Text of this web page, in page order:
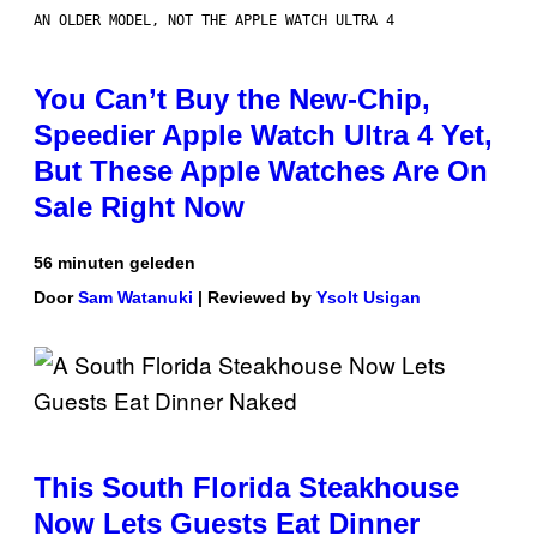
AN OLDER MODEL, NOT THE APPLE WATCH ULTRA 4
You Can’t Buy the New-Chip,
Speedier Apple Watch Ultra 4 Yet,
But These Apple Watches Are On
Sale Right Now
56 minuten geleden
DoorSam Watanuki | Reviewed by Ysolt Usigan
This South Florida Steakhouse
Now Lets Guests Eat Dinner